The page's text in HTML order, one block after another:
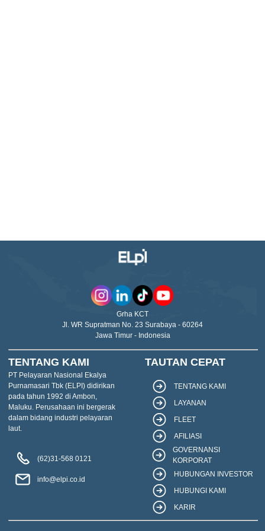
Grha KCT
Jl. WR Supratman No. 23 Surabaya - 60264
Jawa Timur - Indonesia
TENTANG KAMI
PT Pelayaran Nasional Ekalya
Purnamasari Tbk (ELPI) didirikan
pada tahun 1992 di Ambon,
Maluku. Perusahaan ini bergerak
dalam bidang industri pelayaran
laut.
(62)31-568 0121
info@elpi.co.id
TAUTAN CEPAT
TENTANG KAMI
LAYANAN
FLEET
AFILIASI
GOVERNANSI
KORPORAT
HUBUNGAN INVESTOR
HUBUNGI KAMI
KARIR